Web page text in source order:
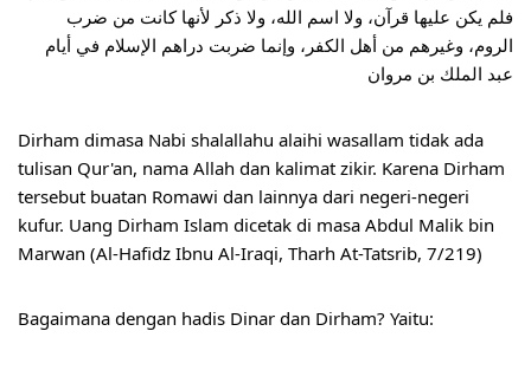
ﻋﺒﺪ اﻟﻤﻠﻚ ﺑﻦ ﻣﺮﻭاﻥ
Dirham dimasa Nabi shalallahu alaihi wasallam tidak ada
tulisan Qur'an, nama Allah dan kalimat zikir. Karena Dirham
tersebut buatan Romawi dan lainnya dari negeri-negeri
kufur. Uang Dirham Islam dicetak di masa Abdul Malik bin
Marwan (Al-Hafidz Ibnu Al-Iraqi, Tharh At-Tatsrib, 7/219)
Bagaimana dengan hadis Dinar dan Dirham? Yaitu: